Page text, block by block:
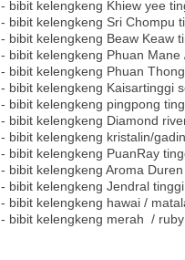
- bibit kelengkeng Khiew yee
- bibit kelengkeng Sri Chompu
- bibit kelengkeng Beaw Keaw
- bibit kelengkeng Phuan
- bibit kelengkeng Phuan
- bibit kelengkeng Kaisartinggi
- bibit kelengkeng pingpong
- bibit kelengkeng Diamond
- bibit kelengkeng kristalin/
- bibit kelengkeng PuanRay
- bibit kelengkeng Aroma
- bibit kelengkeng Jendral
- bibit kelengkeng hawai /
- bibit kelengkeng merah /